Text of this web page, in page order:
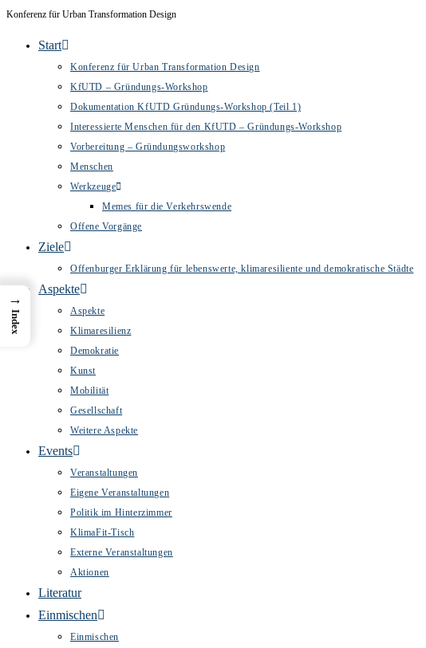
Zum
Konferenz für Urban Transformation Design
Start
Konferenz für Urban Transformation Design
KfUTD – Gründungs-Workshop
Dokumentation KfUTD Gründungs-Workshop (Teil 1)
Interessierte Menschen für den KfUTD – Gründungs-Workshop
Vorbereitung – Gründungsworkshop
Menschen
Werkzeuge
Memes für die Verkehrswende
Offene Vorgänge
Ziele
Offenburger Erklärung für lebenswerte, klimaresiliente und demokratische Städte
Aspekte
Aspekte
Klimaresilienz
Demokratie
Kunst
Mobilität
Gesellschaft
Weitere Aspekte
Events
Veranstaltungen
Eigene Veranstaltungen
Politik im Hinterzimmer
KlimaFit-Tisch
Externe Veranstaltungen
Aktionen
Literatur
Einmischen
Einmischen
→
Index